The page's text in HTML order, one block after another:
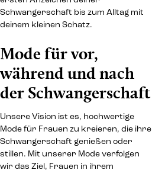
Schwangerschaft bis zum Alltag mit
deinem kleinen Schatz.
Mode für vor,
während und nach
der Schwangerschaft
Unsere Vision ist es, hochwertige
Mode für Frauen zu kreieren, die ihre
Schwangerschaft genießen oder
stillen. Mit unserer Mode verfolgen
wir das Ziel, Frauen in ihrem